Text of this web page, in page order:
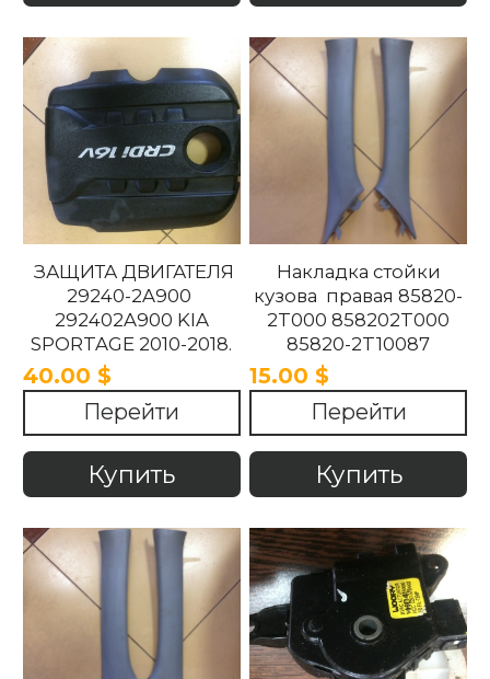
ЗАЩИТА ДВИГАТЕЛЯ
29240-2A900
292402A900 KIA
SPORTAGE 2010-2018.
40.00 $
Перейти
Купить
Накладка стойки
кузова правая 85820-
2T000 858202T000
85820-2T10087
858202T10087 85820-
2T100UP
858202T100UP Kia
Optima 2010 -2015
15.00 $
Перейти
Купить